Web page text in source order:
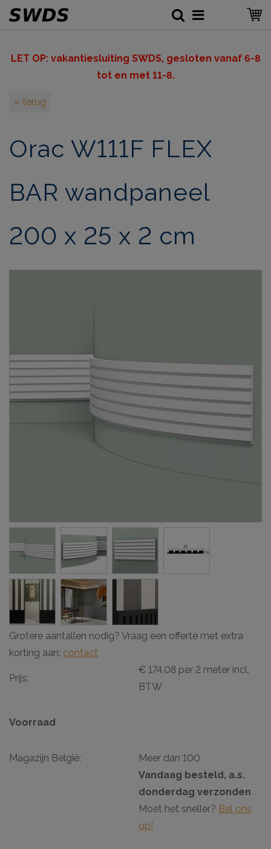
LET OP: vakantiesluiting SWDS, gesloten vanaf 6-8
tot en met 11-8.
« terug
Orac W111F FLEX
BAR wandpaneel
200 x 25 x 2 cm
Grotere aantallen nodig? Vraag een offerte met extra
korting aan: contact
Prijs:
€ 174,08 per 2 meter incl.
BTW
Voorraad
Magazijn België:
Meer dan 100
Vandaag besteld, a.s.
donderdag verzonden
Moet het sneller? Bel ons
op!